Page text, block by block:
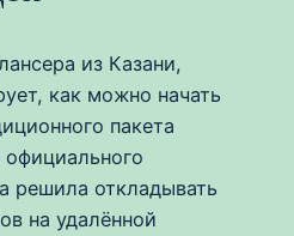
из Казани,
как можно начать
пакета
решила откладывать
на удалённой